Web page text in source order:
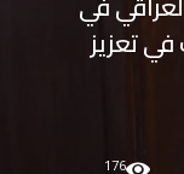
تعزيز
176